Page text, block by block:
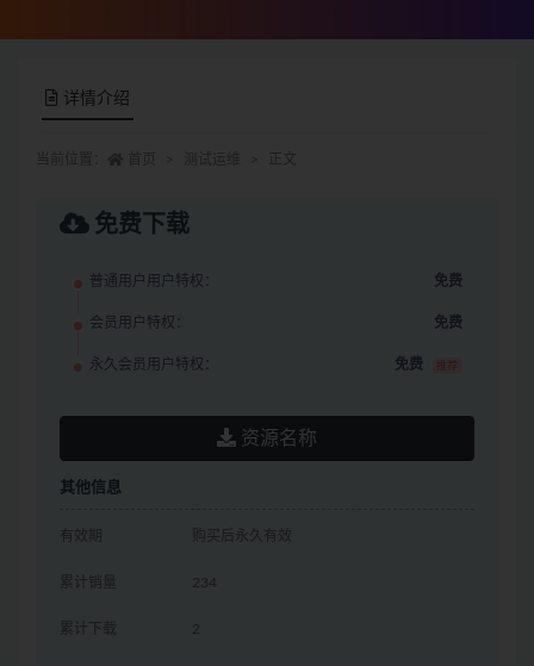
详情介绍
免费下载
普通用户用户特权： 免费
会员用户特权： 免费
永久会员用户特权： 免费 推荐
资源名称
其他信息
有效期 购买后永久有效
累计销量 234
累计下载 2